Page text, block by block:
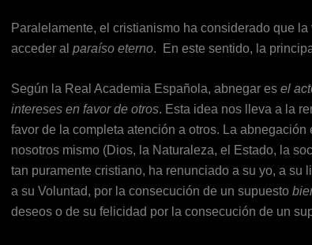
Paralelamente, el cristianismo ha considerado que
acceder al paraíso eterno. En este sentido, la
Según la Real Academia Española, abnegar es el
intereses en favor de otros. Esta idea nos lleva a la
favor de la completa atención a otros. La
nosotros mismo (Dios, la Naturaleza, el Estado, la
tan puramente cristiano, ha renunciado a su yo, a su
a su Voluntad, por la consecución de un supuesto
deseos o de su felicidad por la consecución de un